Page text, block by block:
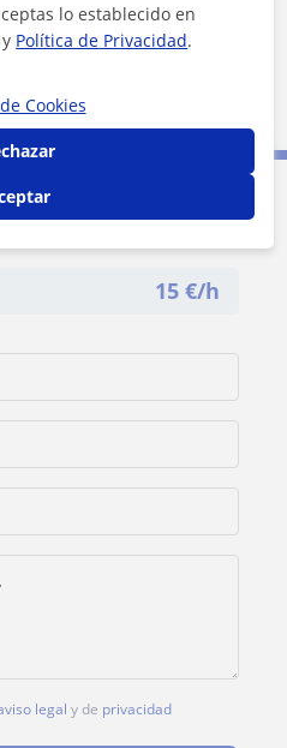
Leaflet| ©OpenStreetMap
15 €/h
legal y de privacidad
lo establecido en
y Política de Privacidad.
Cookies